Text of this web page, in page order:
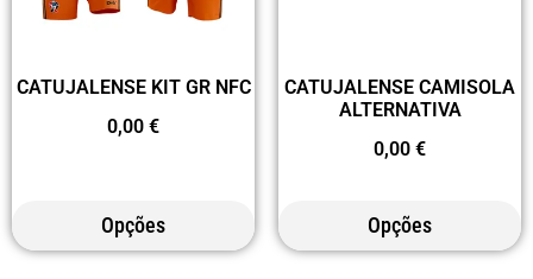
CATUJALENSE KIT GR NFC
0,00 €
Opções
CATUJALENSE CAMISOLA
ALTERNATIVA
0,00 €
Opções